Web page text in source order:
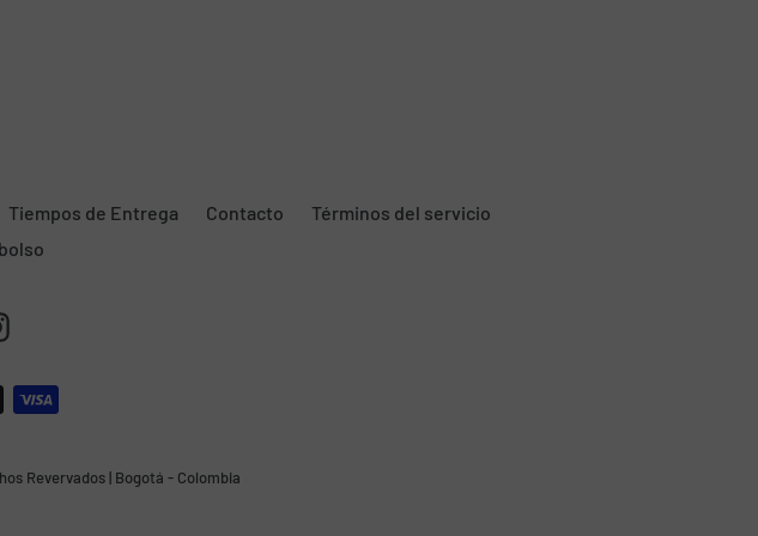
Tiempos de Entrega Contacto
Términos del servicio
Instagram
Revervados | Bogotá - Colombia